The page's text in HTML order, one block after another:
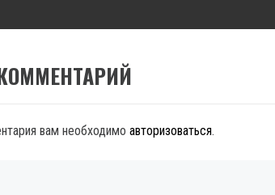
вам необходимо авторизоваться.